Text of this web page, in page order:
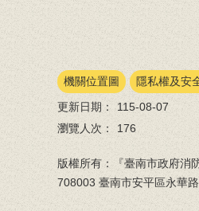
機關位置圖 隱私權及安
更新日期： 115-08-07
瀏覽人次： 176
版權所有：『臺南市政府消
708003 臺南市安平區永華